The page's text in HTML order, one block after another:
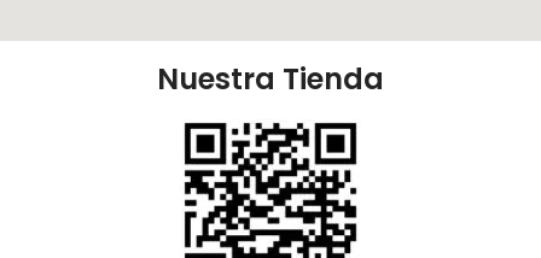
Nuestra Tienda